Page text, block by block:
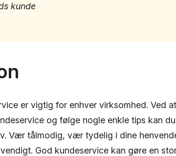
kunde
er vigtig for enhver virksomhed. Ved
og følge nogle enkle tips kan
Vær tålmodig, vær tydelig i dine
God kundeservice kan gøre en